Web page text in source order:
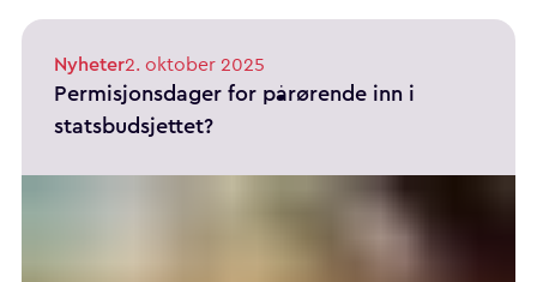
Nyheter2. oktober 2025
Permisjonsdager for pårørende inn i
statsbudsjettet?